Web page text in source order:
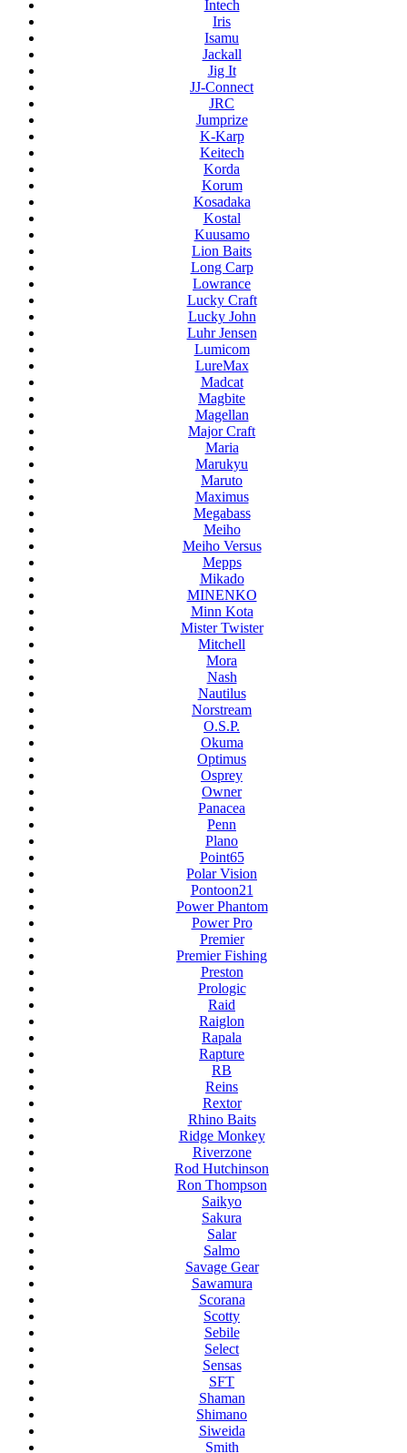
Intech
Iris
Isamu
Jackall
Jig It
JJ-Connect
JRC
Jumprize
K-Karp
Keitech
Korda
Korum
Kosadaka
Kostal
Kuusamo
Lion Baits
Long Carp
Lowrance
Lucky Craft
Lucky John
Luhr Jensen
Lumicom
LureMax
Madcat
Magbite
Magellan
Major Craft
Maria
Marukyu
Maruto
Maximus
Megabass
Meiho
Meiho Versus
Mepps
Mikado
MINENKO
Minn Kota
Mister Twister
Mitchell
Mora
Nash
Nautilus
Norstream
O.S.P.
Okuma
Optimus
Osprey
Owner
Panacea
Penn
Plano
Point65
Polar Vision
Pontoon21
Power Phantom
Power Pro
Premier
Premier Fishing
Preston
Prologic
Raid
Raiglon
Rapala
Rapture
RB
Reins
Rextor
Rhino Baits
Ridge Monkey
Riverzone
Rod Hutchinson
Ron Thompson
Saikyo
Sakura
Salar
Salmo
Savage Gear
Sawamura
Scorana
Scotty
Sebile
Select
Sensas
SFT
Shaman
Shimano
Siweida
Smith